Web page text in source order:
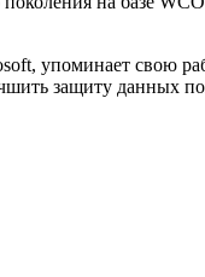
упоминает свою
защиту данных